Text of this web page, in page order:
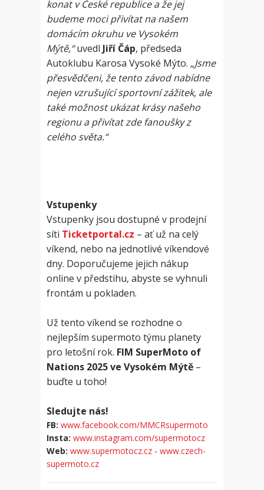
konat v České republice a že jej
budeme moci přivítat na našem
domácím okruhu ve Vysokém
Mýtě,“uvedl Jiří Čáp, předseda
Autoklubu Karosa Vysoké Mýto. „Jsme
přesvědčeni, že tento závod nabídne
nejen vzrušující sportovní zážitek, ale
také možnost ukázat krásy našeho
regionu a přivítat zde fanoušky z
celého světa.“
Vstupenky
Vstupenky jsou dostupné v prodejní
síti Ticketportal.cz – ať už na celý
víkend, nebo na jednotlivé víkendové
dny. Doporučujeme jejich nákup
online v předstihu, abyste se vyhnuli
frontám u pokladen.
Už tento víkend se rozhodne o
nejlepším supermoto týmu planety
pro letošní rok. FIM SuperMoto of
Nations 2025 ve Vysokém Mýtě –
buďte u toho!
Sledujte nás!
FB: www.facebook.com/MMCRsupermoto
Insta: www.instagram.com/supermotocz
Web: www.supermotocz.cz - www.czech-
supermoto.cz